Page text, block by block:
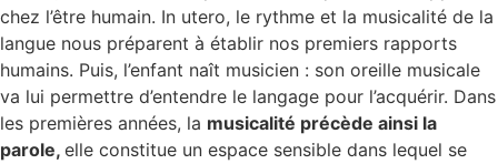
chez l’être humain. In utero, le rythme et la musicalité de la
langue nous préparent à établir nos premiers rapports
humains. Puis, l’enfant naît musicien : son oreille musicale
va lui permettre d’entendre le langage pour l’acquérir. Dans
les premières années, la musicalité précède ainsi la
parole, elle constitue un espace sensible dans lequel se